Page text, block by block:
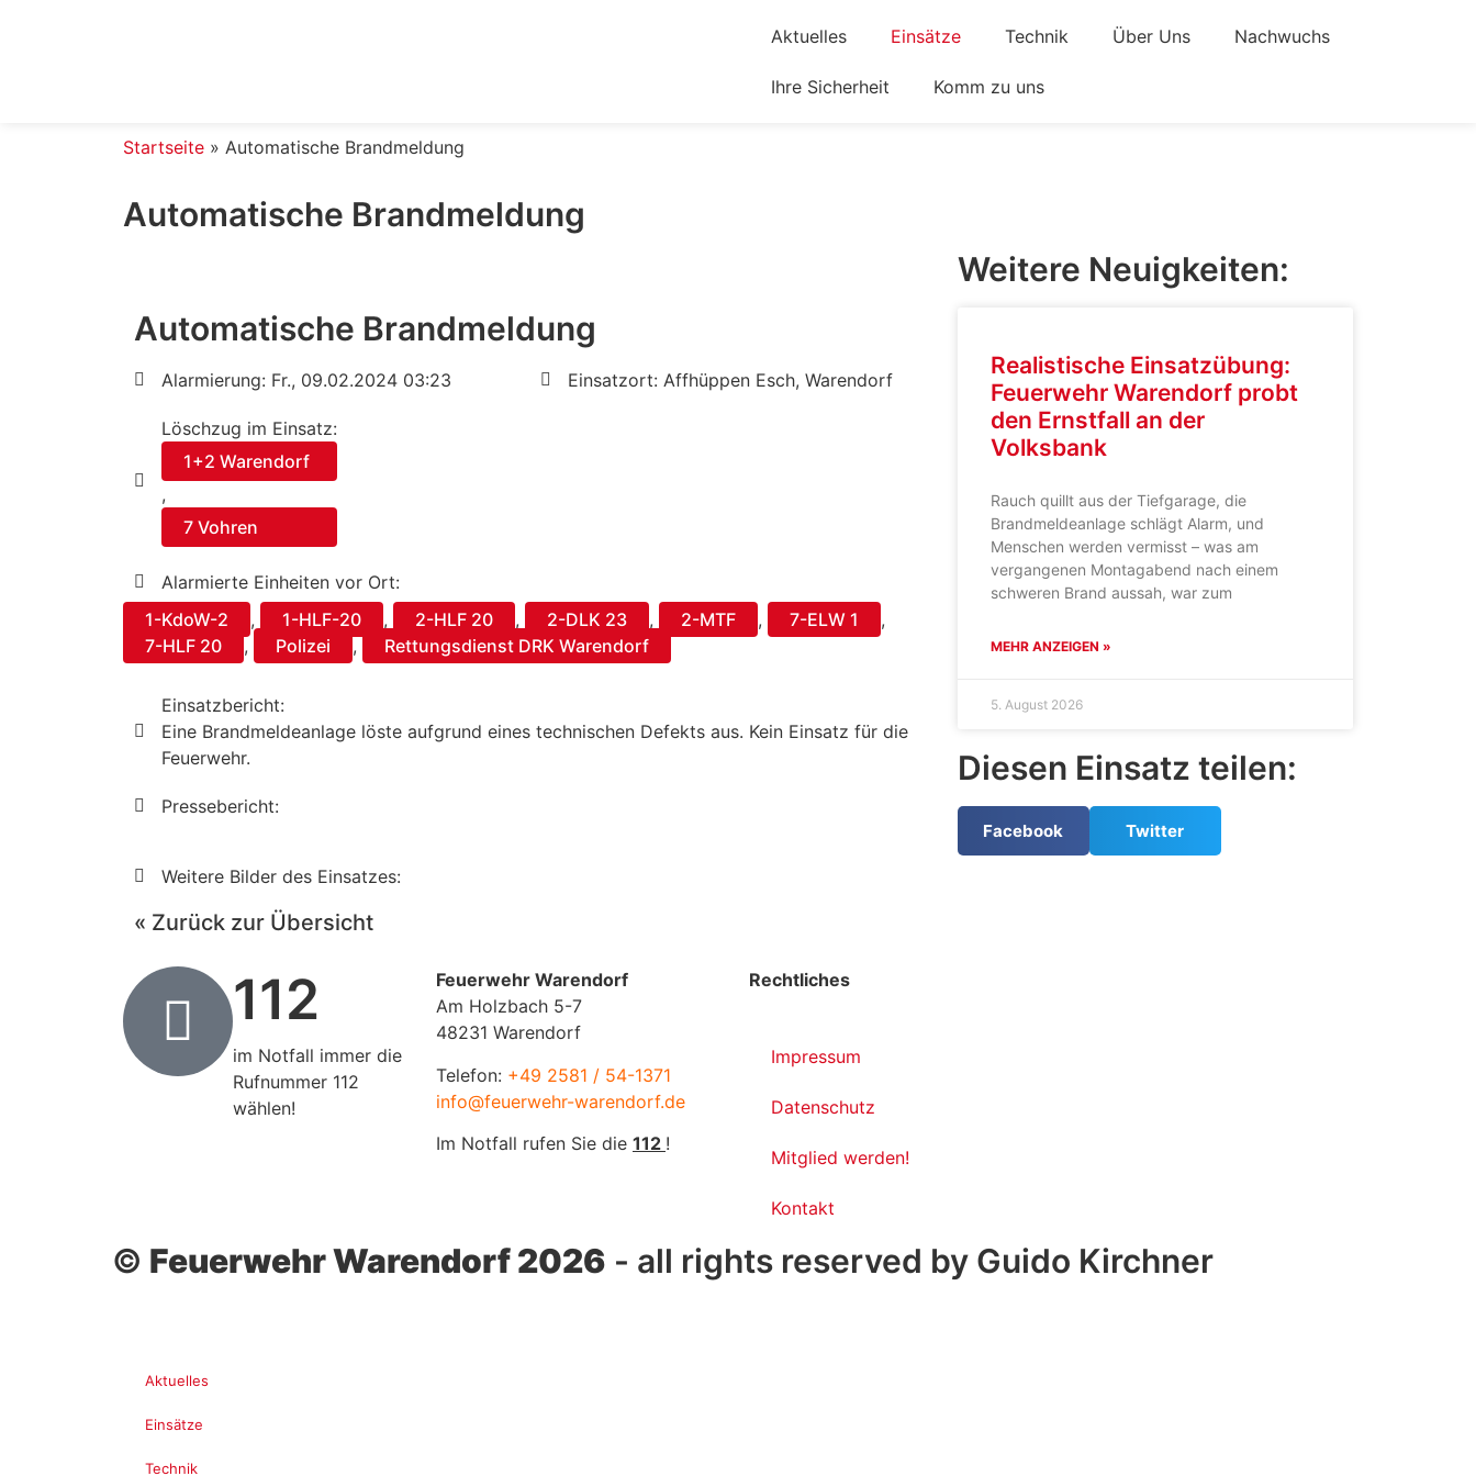
Aktuelles Einsätze Technik Über Uns Nachwuchs
Ihre Sicherheit Komm zu uns
Startseite » Automatische Brandmeldung
Automatische Brandmeldung
Automatische Brandmeldung
Alarmierung: Fr., 09.02.2024 03:23 Einsatzort: Affhüppen Esch, Warendorf
Löschzug im Einsatz:
1+2 Warendorf
,
7 Vohren
Alarmierte Einheiten vor Ort:
1-KdoW-2
, 1-HLF-20 , 2-HLF 20 , 2-DLK 23 , 2-MTF , 7-ELW 1
,
7-HLF 20
, Polizei , Rettungsdienst DRK Warendorf
Einsatzbericht:
Eine Brandmeldeanlage löste aufgrund eines technischen Defekts aus. Kein Einsatz für die
Feuerwehr.
Pressebericht:
Weitere Bilder des Einsatzes:
« Zurück zur Übersicht
Weitere Neuigkeiten:
Realistische Einsatzübung:
Feuerwehr Warendorf probt
den Ernstfall an der
Volksbank
Rauch quillt aus der Tiefgarage, die
Brandmeldeanlage schlägt Alarm, und
Menschen werden vermisst – was am
vergangenen Montagabend nach einem
schweren Brand aussah, war zum
MEHR ANZEIGEN »
5. August 2026
Diesen Einsatz teilen:
Facebook Twitter
112
im Notfall immer die
Rufnummer 112
wählen!
Feuerwehr Warendorf
Am Holzbach 5-7
48231 Warendorf
Telefon: +49 2581 / 54-1371
info@feuerwehr-warendorf.de
Im Notfall rufen Sie die 112 !
Rechtliches
Impressum
Datenschutz
Mitglied werden!
Kontakt
© Feuerwehr Warendorf 2026 - all rights reserved by Guido Kirchner
Aktuelles
Einsätze
Technik